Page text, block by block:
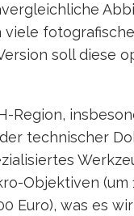
soll diese
Region,
technischer
Objektiven (um
Euro), was es